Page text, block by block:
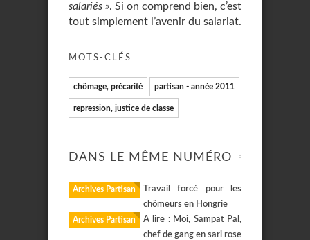
salariés ». Si on comprend bien, c’est
tout simplement l’avenir du salariat.
MOTS-CLÉS
chômage, précarité partisan - année 2011
repression, justice de classe
DANS LE MÊME NUMÉRO
Archives Partisan
Travail forcé pour les
chômeurs en Hongrie
Archives Partisan
A lire : Moi, Sampat Pal,
chef de gang en sari rose